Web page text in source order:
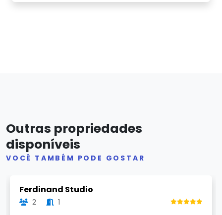
Outras propriedades
disponíveis
VOCÊ TAMBÉM PODE GOSTAR
Ferdinand Studio
2 1